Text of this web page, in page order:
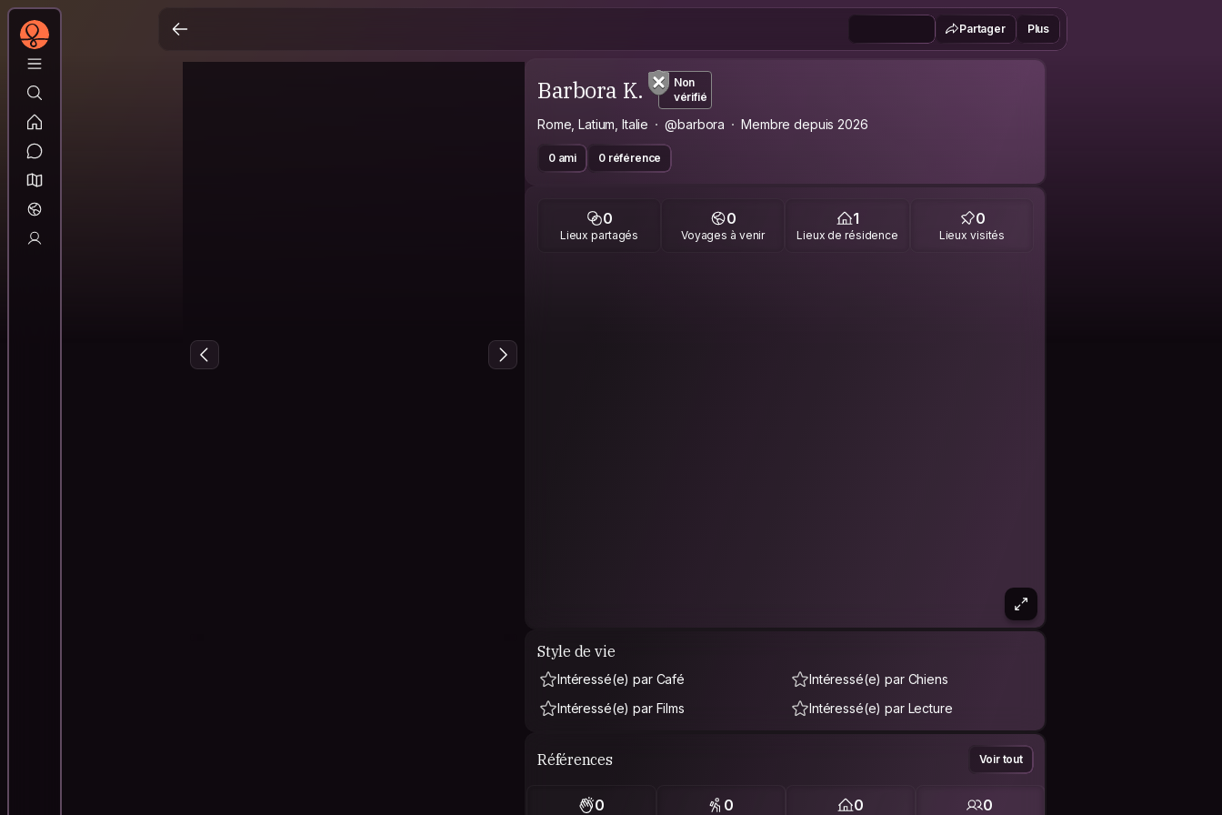
Partager Plus
Barbora K.
Non
vérifié
Rome, Latium, Italie @barbora Membre depuis 2026
0 ami 0 référence
0
Lieux partagés
0
Voyages à venir
1
Lieux de résidence
0
Lieux visités
Style de vie
Intéressé(e) par Café
Intéressé(e) par Chiens
Intéressé(e) par Films
Intéressé(e) par Lecture
Références Voir tout
0 0 0 0